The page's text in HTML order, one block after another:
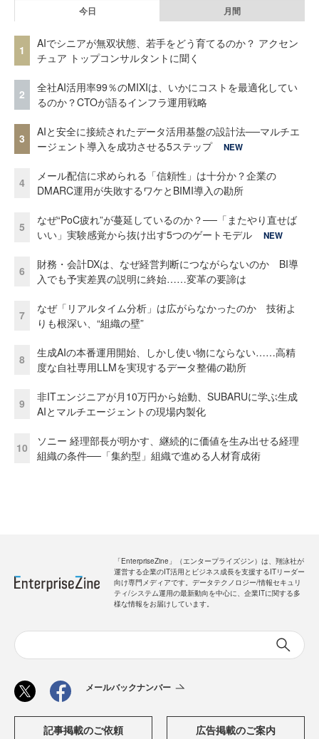
今日 月間
1
AIでシニアが無双状態、若手をどう育てるのか？ アクセン
チュア トップコンサルタントに聞く
2
全社AI活用率99％のMIXIは、いかにコストを最適化してい
るのか？CTOが語るインフラ運用戦略
3
AIと安全に接続されたデータ活用基盤の設計法──マルチエ
ージェント導入を成功させる5ステップ
NEW
4
メール配信に求められる「信頼性」は十分か？企業の
DMARC運用が失敗するワケとBIMI導入の勘所
5
なぜ“PoC疲れ”が蔓延しているのか？──「またやり直せば
いい」実験感覚から抜け出す5つのゲートモデル
NEW
6
財務・会計DXは、なぜ経営判断につながらないのか BI導
入でも予実差異の説明に終始……変革の要諦は
7
なぜ「リアルタイム分析」は広がらなかったのか 技術よ
りも根深い、“組織の壁”
8
生成AIの本番運用開始、しかし使い物にならない……高精
度な自社専用LLMを実現するデータ整備の勘所
9
非ITエンジニアが月10万円から始動、SUBARUに学ぶ生成
AIとマルチエージェントの現場内製化
10
ソニー 経理部長が明かす、継続的に価値を生み出せる経理
組織の条件──「集約型」組織で進める人材育成術
「EnterpriseZine」（エンタープライズジン）は、翔泳社が
運営する企業のIT活用とビジネス成長を支援するITリーダー
向け専門メディアです。データテクノロジー/情報セキュリ
ティ/システム運用の最新動向を中心に、企業ITに関する多
様な情報をお届けしています。
メールバックナンバー
記事掲載のご依頼 広告掲載のご案内